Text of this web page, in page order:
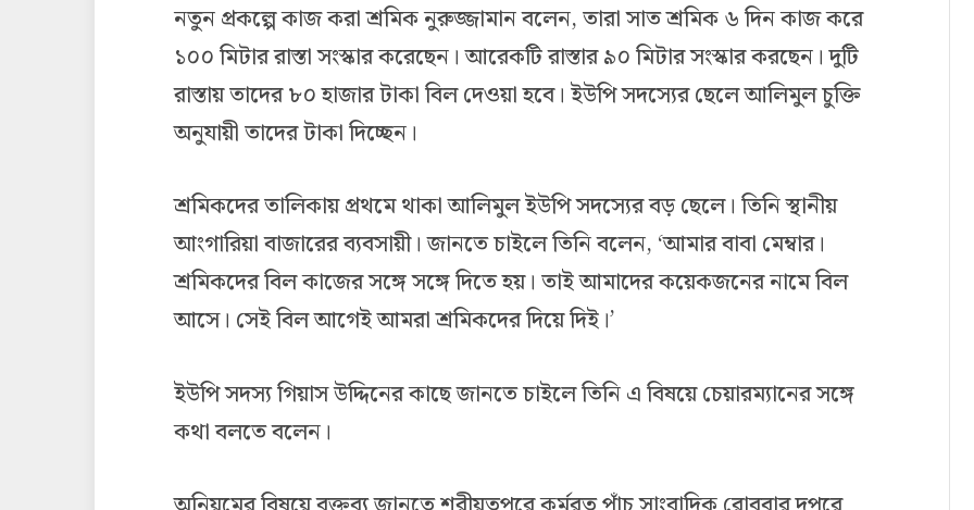
নতুন প্রকল্পে কাজ করা শ্রমিক নুরুজ্জামান বলেন, তারা সাত শ্রমিক ৬ দিন কাজ করে
১০০ মিটার রাস্তা সংস্কার করেছেন। আরেকটি রাস্তার ৯০ মিটার সংস্কার করছেন। দুটি
রাস্তায় তাদের ৮০ হাজার টাকা বিল দেওয়া হবে। ইউপি সদস্যের ছেলে আলিমুল চুক্তি
অনুযায়ী তাদের টাকা দিচ্ছেন।
শ্রমিকদের তালিকায় প্রথমে থাকা আলিমুল ইউপি সদস্যের বড় ছেলে। তিনি স্থানীয়
আংগারিয়া বাজারের ব্যবসায়ী। জানতে চাইলে তিনি বলেন, ‘আমার বাবা মেম্বার।
শ্রমিকদের বিল কাজের সঙ্গে সঙ্গে দিতে হয়। তাই আমাদের কয়েকজনের নামে বিল
আসে। সেই বিল আগেই আমরা শ্রমিকদের দিয়ে দিই।’
ইউপি সদস্য গিয়াস উদ্দিনের কাছে জানতে চাইলে তিনি এ বিষয়ে চেয়ারম্যানের সঙ্গে
কথা বলতে বলেন।